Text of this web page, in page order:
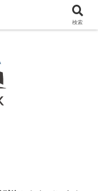
ンガックス）
検索